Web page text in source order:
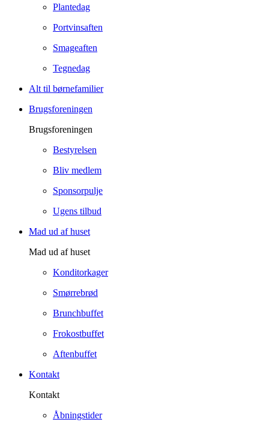
Plantedag
Portvinsaften
Smageaften
Tegnedag
Alt til børnefamilier
Brugsforeningen
Brugsforeningen
Bestyrelsen
Bliv medlem
Sponsorpulje
Ugens tilbud
Mad ud af huset
Mad ud af huset
Konditorkager
Smørrebrød
Brunchbuffet
Frokostbuffet
Aftenbuffet
Kontakt
Kontakt
Åbningstider